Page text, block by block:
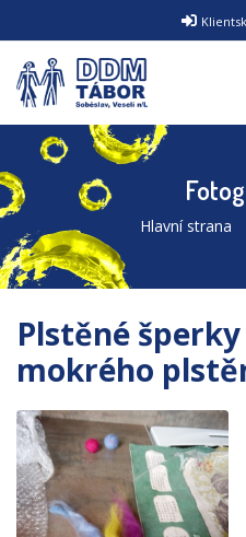
Hlavní strana
Plstěné
mokrého